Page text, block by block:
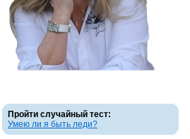
Пройти случайный тест:
Умею ли я быть леди?